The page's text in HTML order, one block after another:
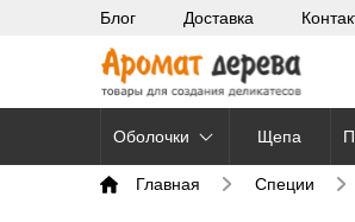
Блог Доставка
Оболочки Щепа
Главная Специи